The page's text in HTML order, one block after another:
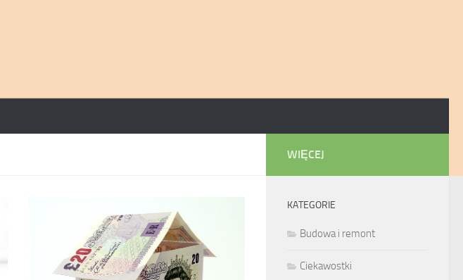
WIĘCEJ
KATEGORIE
Budowa i remont
Ciekawostki